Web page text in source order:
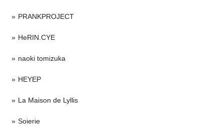
PRANKPROJECT
HeRIN.CYE
naoki tomizuka
HEYEP
La Maison de Lyllis
Soierie